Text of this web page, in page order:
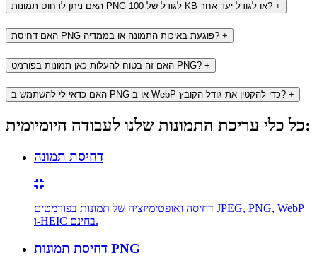
האם ניתן לדחוס תמונות PNG לגודל של 100 KB או לגודל יעד אחר? +
האם דחיסת PNG פוגעת באיכות התמונה או בממדיה? +
האם זה בטוח להעלות כאן תמונות בפורמט PNG? +
האם כדאי לי להשתמש ב-PNG או ב-WebP כדי להקטין את גודל הקובץ? +
כל כלי עריכת התמונות שלנו לעבודה היומיומית:
דחיסת תמונה
דחיסה ואופטימיזציה של תמונות בפורמטים JPEG, PNG, WebP
ו-HEIC בחינם.
דחיסת תמונות PNG